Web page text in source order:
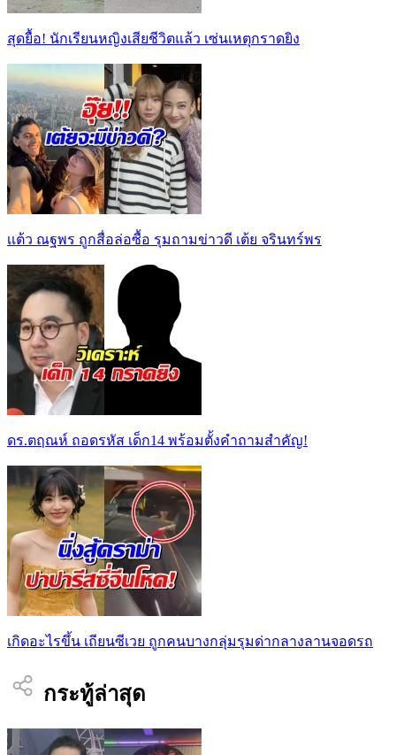
สุดยื้อ! นักเรียนหญิงเสียชีวิตแล้ว เซ่นเหตุกราดยิง
เเต้ว ณฐพร ถูกสื่อล่อซื้อ รุมถามข่าวดี เต้ย จรินทร์พร
ดร.ตฤณห์ ถอดรหัส เด็ก14 พร้อมตั้งคำถามสำคัญ!
เกิดอะไรขึ้น เถียนซีเวย ถูกคนบางกลุ่มรุมด่ากลางลานจอดรถ
กระทู้ล่าสุด